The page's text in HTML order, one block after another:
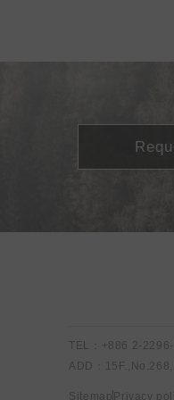
TEL：+886 2-
ADD：
Sitemap Privacy